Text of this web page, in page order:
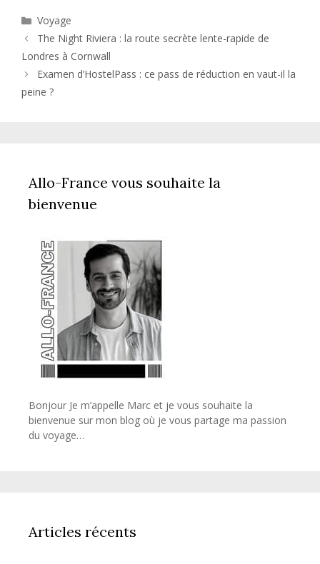
Catégories
Voyage
The Night Riviera : la route secrète lente-rapide de
Londres à Cornwall
Examen d’HostelPass : ce pass de réduction en vaut-il la
peine ?
Allo-France vous souhaite la
bienvenue
Bonjour Je m’appelle Marc et je vous souhaite la
bienvenue sur mon blog où je vous partage ma passion
du voyage…
Articles récents